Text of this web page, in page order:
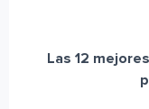
Las 12